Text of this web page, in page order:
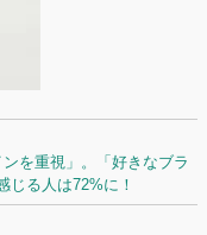
を重視」。「好きなブラ
じる人は72%に！